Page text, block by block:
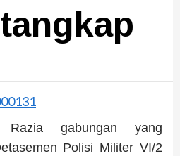
Razia gabungan yang
Polisi Militer VI/2